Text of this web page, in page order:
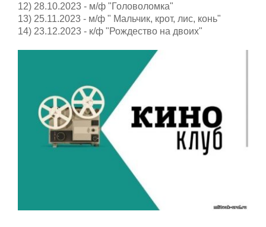
12) 28.10.2023 - м/ф "Головоломка"
13) 25.11.2023 - м/ф " Мальчик, крот, лис, конь"
14) 23.12.2023 - к/ф "Рождество на двоих"